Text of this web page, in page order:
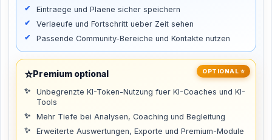
Eintraege und Plaene sicher speichern
Verlaeufe und Fortschritt ueber Zeit sehen
Passende Community-Bereiche und Kontakte nutzen
OPTIONAL ⭐
⭐Premium optional
Unbegrenzte KI-Token-Nutzung fuer KI-Coaches und KI-
Tools
Mehr Tiefe bei Analysen, Coaching und Begleitung
Erweiterte Auswertungen, Exporte und Premium-Module